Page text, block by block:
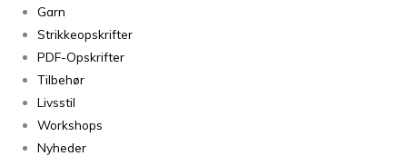
Garn
Strikkeopskrifter
PDF-Opskrifter
Tilbehør
Livsstil
Workshops
Nyheder
Mohair
antal